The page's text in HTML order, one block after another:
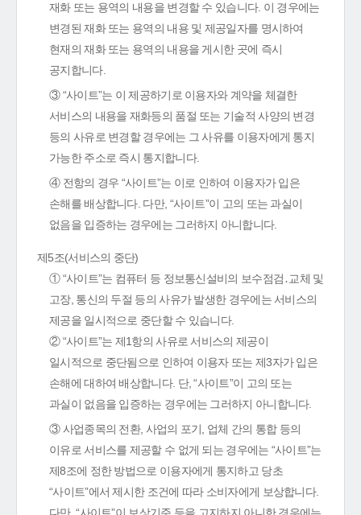
재화 또는 용역의 내용을 변경할 수 있습니다. 이 경우에는
변경된 재화 또는 용역의 내용 및 제공일자를 명시하여
현재의 재화 또는 용역의 내용을 게시한 곳에 즉시
공지합니다.
③ “사이트”는 이 제공하기로 이용자와 계약을 체결한
서비스의 내용을 재화등의 품절 또는 기술적 사양의 변경
등의 사유로 변경할 경우에는 그 사유를 이용자에게 통지
가능한 주소로 즉시 통지합니다.
④ 전항의 경우 “사이트”는 이로 인하여 이용자가 입은
손해를 배상합니다. 다만, “사이트”이 고의 또는 과실이
없음을 입증하는 경우에는 그러하지 아니합니다.
제5조(서비스의 중단)
① “사이트”는 컴퓨터 등 정보통신설비의 보수점검․교체 및
고장, 통신의 두절 등의 사유가 발생한 경우에는 서비스의
제공을 일시적으로 중단할 수 있습니다.
② “사이트”는 제1항의 사유로 서비스의 제공이
일시적으로 중단됨으로 인하여 이용자 또는 제3자가 입은
손해에 대하여 배상합니다. 단, “사이트”이 고의 또는
과실이 없음을 입증하는 경우에는 그러하지 아니합니다.
③ 사업종목의 전환, 사업의 포기, 업체 간의 통합 등의
이유로 서비스를 제공할 수 없게 되는 경우에는 “사이트”는
제8조에 정한 방법으로 이용자에게 통지하고 당초
“사이트”에서 제시한 조건에 따라 소비자에게 보상합니다.